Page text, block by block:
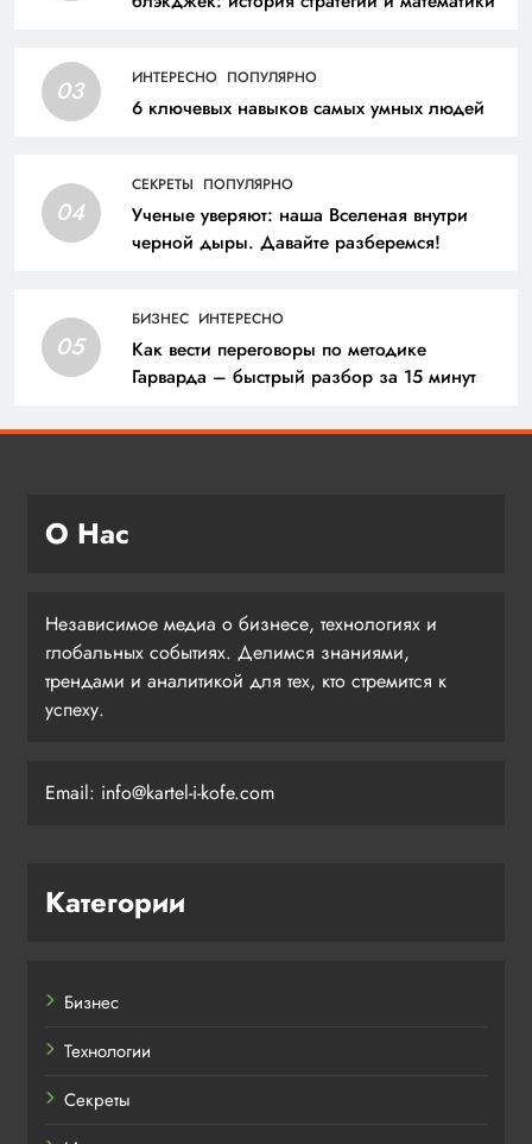
03 ИНТЕРЕСНО ПОПУЛЯРНО
6 ключевых навыков самых умных людей
04
СЕКРЕТЫ ПОПУЛЯРНО
Ученые уверяют: наша Вселеная внутри
черной дыры. Давайте разберемся!
05
БИЗНЕС ИНТЕРЕСНО
Как вести переговоры по методике
Гарварда – быстрый разбор за 15 минут
О Нас
Независимое медиа о бизнесе, технологиях и
глобальных событиях. Делимся знаниями,
трендами и аналитикой для тех, кто стремится к
успеху.
Email: info@kartel-i-kofe.com
Категории
Бизнес
Технологии
Секреты